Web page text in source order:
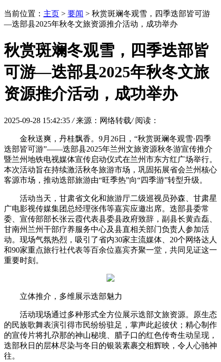
当前位置： 主页 > 要闻 > 秋赏斑斓冬观雪，四季迭部皆可游
—迭部县2025年秋冬文旅资源推介活动，成功举办
秋赏斑斓冬观雪，四季迭部皆
可游—迭部县2025年秋冬文旅
资源推介活动，成功举办
2025-09-28 15:42:35 / 来源：网络转载/ 阅读：
金秋送爽，丹桂飘香。9月26日，“秋赏斑斓冬观雪·四季
迭部皆可游”——迭部县2025年兰州文旅资源秋冬游宣传推介
暨兰州地铁电视媒体宣传启动仪式在兰州市东方红广场举行。
本次活动旨在持续激活秋冬旅游市场，巩固拓展省会兰州核心
客源市场，推动迭部旅游由“旺季热”向“四季游”转型升级。
活动当天，甘肃省文化和旅游厅二级巡视员孙森、甘肃星
广电影视传媒集团总经理张伟等嘉宾应邀出席。迭部县委常
委、宣传部部长张云霞代表县委县政府致辞，副县长黄垚磊、
甘南州兰州干部疗养服务中心及县直相关部门负责人参加活
动。现场气氛热烈，吸引了省内30家主流媒体、20个网络达人
和90家重点旅行社代表等百余位嘉宾齐聚一堂，共同见证这一
重要时刻。
立体推介，多维展示迭部魅力
活动现场通过多种形式全方位展示迭部文旅资源。原生态
的民族歌舞表演引得市民纷纷驻足，掌声此起彼伏；精心制作
的宣传片将扎尕那的神山秘境、腊子口的红色传奇生动呈现，
迭部秋日的层林尽染与冬日的银装素裹交相辉映，令人心驰神
往。